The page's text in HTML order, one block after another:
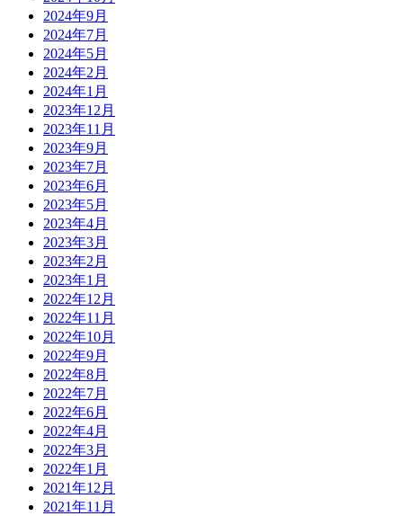
2024年9月
2024年7月
2024年5月
2024年2月
2024年1月
2023年12月
2023年11月
2023年9月
2023年7月
2023年6月
2023年5月
2023年4月
2023年3月
2023年2月
2023年1月
2022年12月
2022年11月
2022年10月
2022年9月
2022年8月
2022年7月
2022年6月
2022年4月
2022年3月
2022年1月
2021年12月
2021年11月